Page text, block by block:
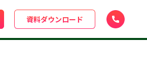
資料ダウンロード